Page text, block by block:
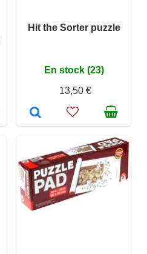
Hit the Sorter puzzle
En stock (23)
13,50 €